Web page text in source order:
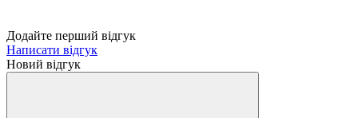
Додайте перший відгук
Написати відгук
Новий відгук